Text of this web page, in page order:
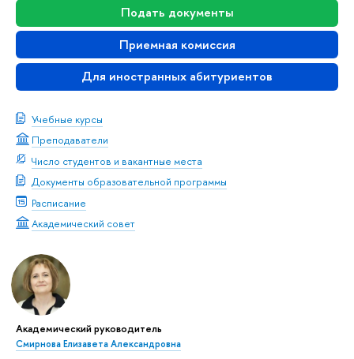
Подать документы
Приемная комиссия
Для иностранных абитуриентов
Учебные курсы
Преподаватели
Число студентов и вакантные места
Документы образовательной программы
Расписание
Академический совет
Академический руководитель
Смирнова Елизавета Александровна